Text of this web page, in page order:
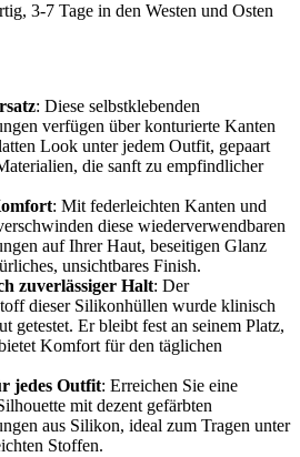
3-7 Tage in den Westen und Osten
: Diese selbstklebenden
verfügen über konturierte Kanten
Look unter jedem Outfit, gepaart
die sanft zu empfindlicher
: Mit federleichten Kanten und
diese wiederverwendbaren
auf Ihrer Haut, beseitigen Glanz
unsichtbares Finish.
zuverlässiger Halt: Der
dieser Silikonhüllen wurde klinisch
getestet. Er bleibt fest an seinem Platz,
Komfort für den täglichen
jedes Outfit: Erreichen Sie eine
mit dezent gefärbten
aus Silikon, ideal zum Tragen unter
Stoffen.